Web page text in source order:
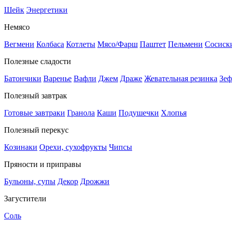
Шейк Энергетики
Немясо
Вегмени Колбаса Котлеты Мясо/Фарш Паштет Пельмени
Полезные сладости
Батончики Варенье Вафли Джем Драже Жевательная резинка
Полезный завтрак
Готовые завтраки Гранола Каши Подушечки Хлопья
Полезный перекус
Козинаки Орехи, сухофрукты Чипсы
Пряности и приправы
Бульоны, супы Декор Дрожжи
Загустители
Соль